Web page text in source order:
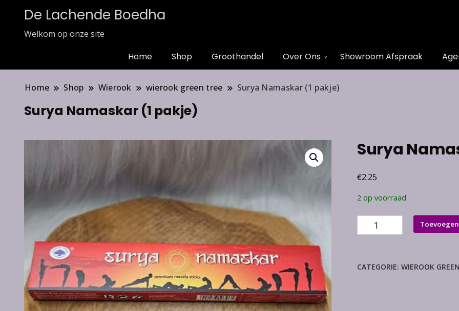
De Lachende Boedha
Welkom op onze site
Home Shop Groothandel Over Ons Showroom Afspraak
Home Shop Wierook wierook green tree Surya Namaskar (1 pakje)
Surya Namaskar (1 pakje)
Surya
€2.25
2 op voorraad
Surya
Namaskar
aantal
CATEGORIE: WIEROOK